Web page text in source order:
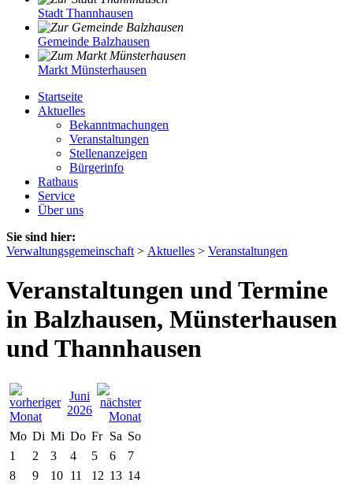
Stadt Thannhausen
Gemeinde Balzhausen
Markt Münsterhausen
Startseite
Aktuelles
Bekanntmachungen
Veranstaltungen
Stellenanzeigen
Bürgerinfo
Rathaus
Service
Über uns
Sie sind hier:
Verwaltungsgemeinschaft > Aktuelles > Veranstaltungen
Veranstaltungen und Termine
in Balzhausen, Münsterhausen
und Thannhausen
Juni
2026
Mo Di Mi Do Fr Sa So
1
2 3 4 5 6
7
8
9 10 11 12 13 14